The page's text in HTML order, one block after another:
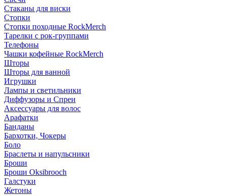
Стаканы для виски
Стопки
Стопки походные RockMerch
Тарелки с рок-группами
Телефоны
Чашки кофейные RockMerch
Шторы
Шторы для ванной
Игрушки
Лампы и светильники
Диффузоры и Спреи
Аксессуары для волос
Арафатки
Банданы
Бархотки, Чокеры
Боло
Браслеты и напульсники
Броши
Броши Oksibrooch
Галстуки
Жетоны